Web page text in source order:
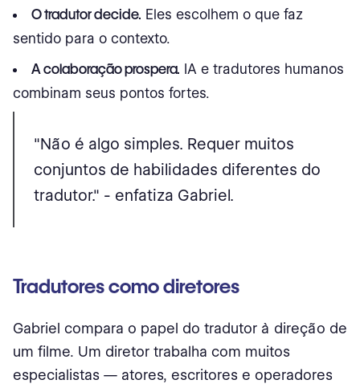
O tradutor decide. Eles escolhem o que faz
sentido para o contexto.
A colaboração prospera. IA e tradutores humanos
combinam seus pontos fortes.
"Não é algo simples. Requer muitos
conjuntos de habilidades diferentes do
tradutor." - enfatiza Gabriel.
Tradutores como diretores
Gabriel compara o papel do tradutor à direção de
um filme. Um diretor trabalha com muitos
especialistas — atores, escritores e operadores